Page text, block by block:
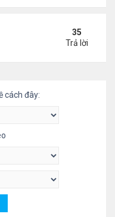
Vũ)
35
Trả lời
cách đây: